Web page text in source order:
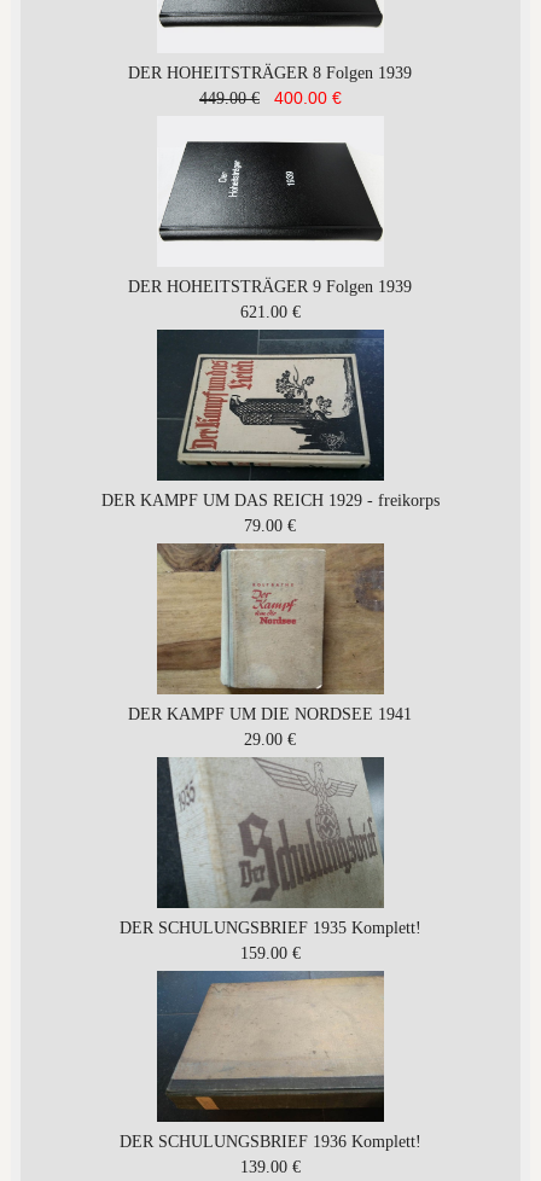
DER HOHEITSTRÄGER 8 Folgen 1939
449.00 €
400.00 €
DER HOHEITSTRÄGER 9 Folgen 1939
621.00 €
DER KAMPF UM DAS REICH 1929 - freikorps
79.00 €
DER KAMPF UM DIE NORDSEE 1941
29.00 €
DER SCHULUNGSBRIEF 1935 Komplett!
159.00 €
DER SCHULUNGSBRIEF 1936 Komplett!
139.00 €